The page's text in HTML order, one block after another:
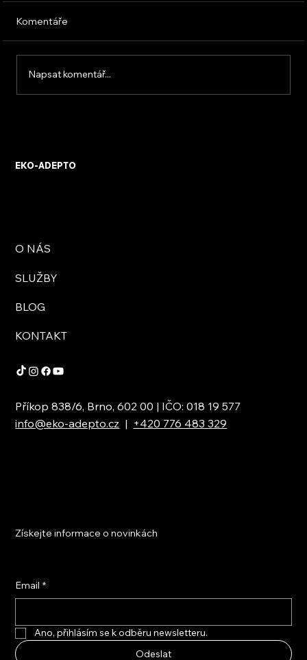
Komentáře
Napsat komentář...
EKO-ADEPTO
O NÁS
SLUŽBY
BLOG
KONTAKT
Příkop 838/6, Brno, 602 00 | IČO: 018 19 577
info@eko-adepto.cz | +420 776 483 329
Získejte informace o novinkách
Email *
Ano, přihlásím se k odběru newsletteru.
Odeslat